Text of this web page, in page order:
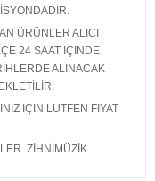
ÜRÜNLER ALICI
24 SAAT İÇİNDE
ALINACAK
İÇİN LÜTFEN FİYAT
ZİHNİMÜZİK